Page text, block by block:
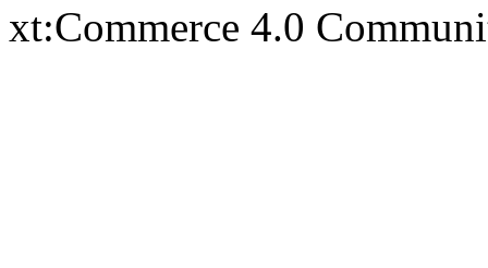
xt:Commerce 4.0